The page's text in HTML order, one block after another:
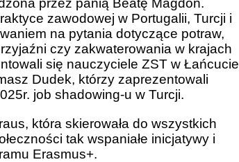
przez panią Beatę Magdoń.
zawodowej w Portugalii, Turcji i
na pytania dotyczące potraw,
czy zakwaterowania w krajach
się nauczyciele ZST w Łańcucie
Dudek, którzy zaprezentowali
job shadowing-u w Turcji.
która skierowała do wszystkich
tak wspaniałe inicjatywy i
Erasmus+.